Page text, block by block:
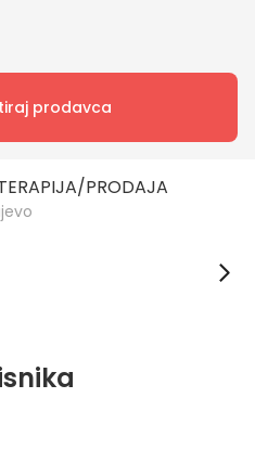
prodavca
PRODAJA